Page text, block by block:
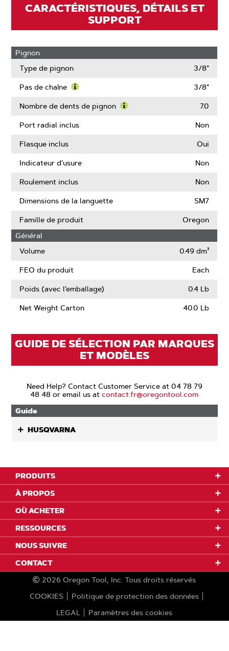
CARACTÉRISTIQUES, DÉTAILS ET
SUPPORT
Pignon
Type de pignon
3/8"
Pas de chaîne
More
Pas
3/8"
Nombre de dents de pignon 7.0
Port radial inclus Non
Flasque inclus Oui
Indicateur d’usure Non
Roulement inclus Non
Dimensions de la languette SM7
Famille de produit
Oregon
Général
Volume
0.49 dm³
FEO du produit Each
Poids (avec l’emballage) 0.4 Lb
Net Weight Carton 40.0 Lb
GUIDE DE SÉLECTION PAR MARQUES
ET MODÈLES
Need Help? Contact Customer Service at 04 78 79
48 48 or email us atcontact.fr@oregontool.com
Guide
HUSQVARNA
PRODUITS
À PROPOS
OÙ ACHETER
RESSOURCES
NOUS SUIVRE
CONTACT
2026 Oregon Tool, Inc. Tous droits réservés
COOKIES
Politique de protection des données
LEGAL
Paramètres des cookies